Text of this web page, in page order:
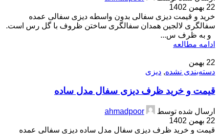
22 بهمن 1402
خرید و قیمت دیزی سفالی بدون واسطه دیزی سفالی عمده
سفالگری لالجین همدان سفالگری ساختن ظروف با گل رس است.
و به ظرف س...
ادامه مطالعه
22 بهمن
دسته‌بندی نشده, دیزی
قیمت و خرید ظرف دیزی سفال مدل ساده
ارسال شده توسط
ahmadpoor
22 بهمن 1402
قیمت و خرید ظرف دیزی سفال مدل ساده دیزی سفالی عمده